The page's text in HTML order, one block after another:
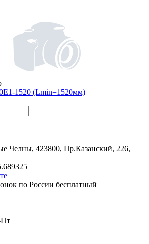
1520 (Lmin=1520мм)
Челны, 423800, Пр.Казанский, 226,
по России бесплатный
Пт